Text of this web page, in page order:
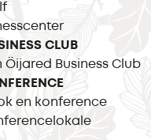
CLUB
Öijared Business Club
en konference